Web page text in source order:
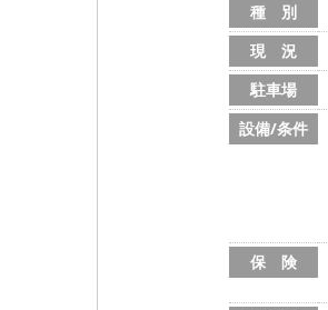
種 別
現 況
駐車場
設備/条件
保 険